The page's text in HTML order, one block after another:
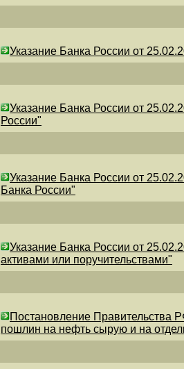
Указание Банка России от
Указание Банка России от
России"
Указание Банка России от
Банка России"
Указание Банка России от
активами или поручительствами"
Постановление Правительства
пошлин на нефть сырую и на